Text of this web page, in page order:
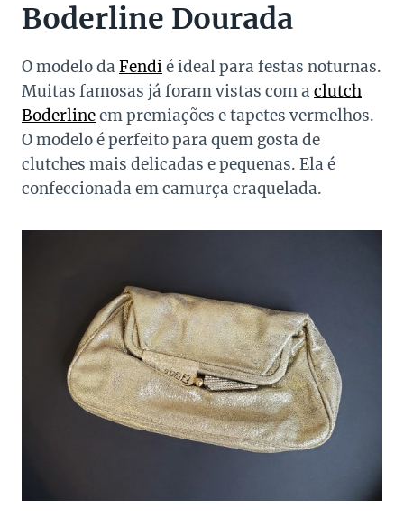
Boderline Dourada
O modelo da Fendié ideal para festas noturnas.
Muitas famosas já foram vistas com a clutch
Boderlineem premiações e tapetes vermelhos.
O modelo é perfeito para quem gosta de
clutches mais delicadas e pequenas. Ela é
confeccionada em camurça craquelada.